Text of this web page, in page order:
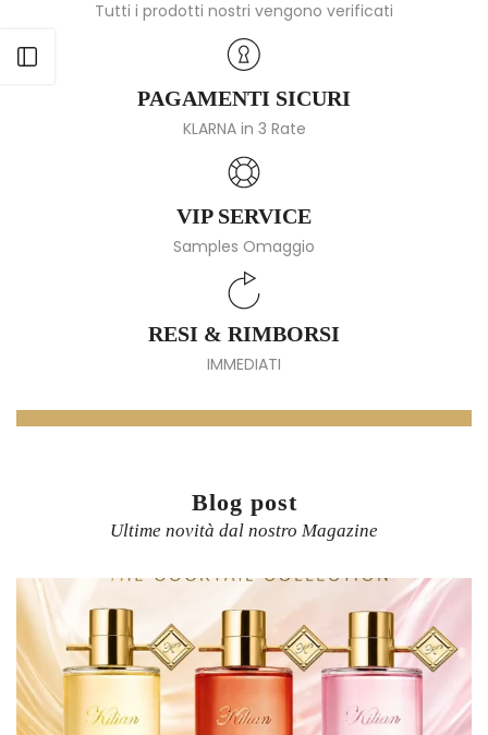
Tutti i prodotti nostri vengono verificati
PAGAMENTI SICURI
KLARNA in 3 Rate
VIP SERVICE
Samples Omaggio
RESI & RIMBORSI
IMMEDIATI
Blog post
Ultime novità dal nostro Magazine